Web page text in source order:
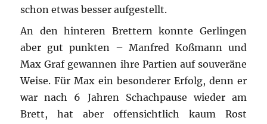
schon etwas besser aufgestellt.
An den hinteren Brettern konnte Gerlingen
aber gut punkten – Manfred Koßmann und
Max Graf gewannen ihre Partien auf souveräne
Weise. Für Max ein besonderer Erfolg, denn er
war nach 6 Jahren Schachpause wieder am
Brett, hat aber offensichtlich kaum Rost